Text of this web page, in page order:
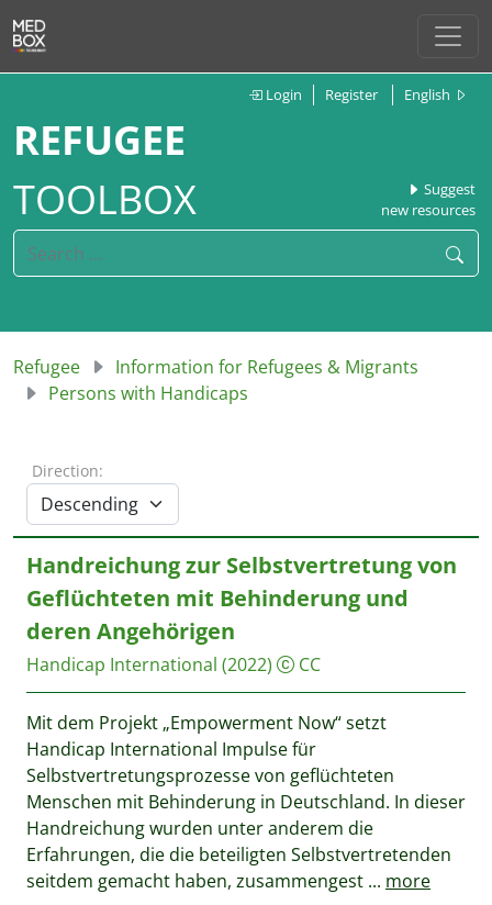
Login Register English
REFUGEE
TOOLBOX
Suggest
new resources
Refugee
Information for Refugees & Migrants
Persons with Handicaps
Direction:
Handreichung zur Selbstvertretung von
Geflüchteten mit Behinderung und
deren Angehörigen
Handicap International (2022) CC
Mit dem Projekt „Empowerment Now“ setzt
Handicap International Impulse für
Selbstvertretungsprozesse von geflüchteten
Menschen mit Behinderung in Deutschland. In dieser
Handreichung wurden unter anderem die
Erfahrungen, die die beteiligten Selbstvertretenden
seitdem gemacht haben, zusammengest ... more